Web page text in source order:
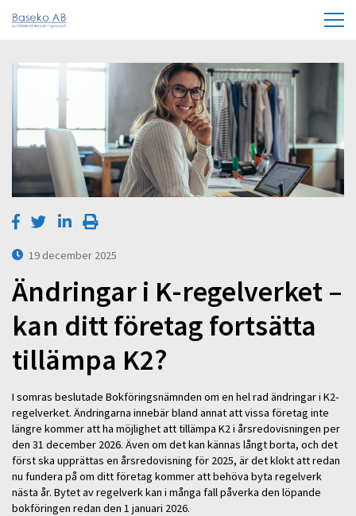
19 december 2025
Ändringar i K-regelverket –
kan ditt företag fortsätta
tillämpa K2?
I somras beslutade Bokföringsnämnden om en hel rad ändringar i K2-
regelverket. Ändringarna innebär bland annat att vissa företag inte
längre kommer att ha möjlighet att tillämpa K2 i årsredovisningen per
den 31 december 2026. Även om det kan kännas långt borta, och det
först ska upprättas en årsredovisning för 2025, är det klokt att redan
nu fundera på om ditt företag kommer att behöva byta regelverk
nästa år. Bytet av regelverk kan i många fall påverka den löpande
bokföringen redan den 1 januari 2026.